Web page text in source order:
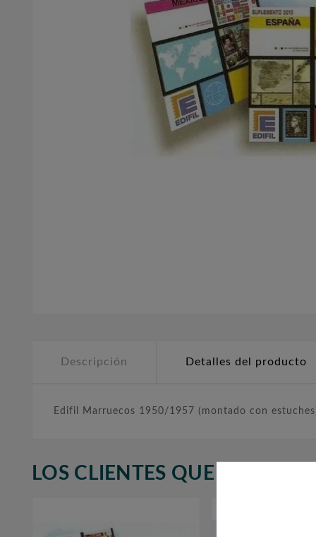
Descripción Detalles del producto
Edifil Marruecos 1950/1957 (montado con
LOS CLIENTES QUE